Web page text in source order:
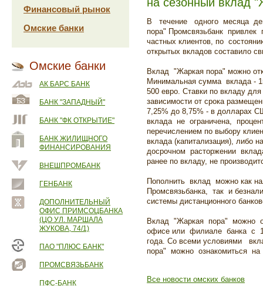
Финансовый рынок
Омские банки
Омские банки
АК БАРС БАНК
БАНК "ЗАПАДНЫЙ"
БАНК "ФК ОТКРЫТИЕ"
БАНК ЖИЛИЩНОГО
ФИНАНСИРОВАНИЯ
ВНЕШПРОМБАНК
ГЕНБАНК
ДОПОЛНИТЕЛЬНЫЙ
ОФИС ПРИМСОЦБАНКА
(ЦО УЛ. МАРШАЛА
ЖУКОВА, 74/1)
ПАО "ПЛЮС БАНК"
ПРОМСВЯЗЬБАНК
ПФС-БАНК
В течение одного месяца
пора" Промсвязьбанк привлек
частных клиентов, по
открытых вкладов составило
Вклад "Жаркая пора" можно
Минимальная сумма вклада -
500 евро. Ставки по вкладу
зависимости от срока
7,25% до 8,75% - в
вклада не ограничена,
перечислением по выбору
вклада (капитализация), либо
досрочном расторжении
ранее по вкладу, не
Пополнить вклад можно как
Промсвязьбанка, так и
системы дистанционного
Вклад "Жаркая пора" можно
офисе или филиале банка с
года. Со всеми условиями
пора" можно ознакомиться на
Все новости омских банков